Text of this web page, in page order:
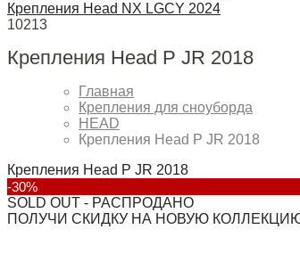
Крепления Head NX LGCY 2024
10213
Крепления Head P JR 2018
Главная
Крепления для сноуборда
HEAD
Крепления Head P JR 2018
Крепления Head P JR 2018
-30%
SOLD OUT - РАСПРОДАНО
ПОЛУЧИ СКИДКУ НА НОВУЮ